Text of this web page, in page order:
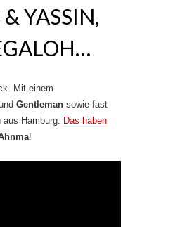
YASSIN,
Mit einem
Gentleman sowie fast
Hamburg.
Das haben
!